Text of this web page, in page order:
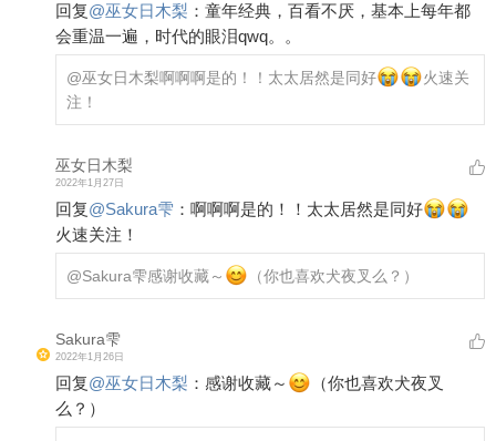
回复@巫女日木梨 ： 童年经典，百看不厌，基本上每年都
会重温一遍，时代的眼泪qwq。。
@巫女日木梨啊啊啊是的！！太太居然是同好
火速关
注！
巫女日木梨
2022年1月27日
回复@Sakura雫 ： 啊啊啊是的！！太太居然是同好
火速关注！
@Sakura雫感谢收藏～ （你也喜欢犬夜叉么？）
Sakura雫
2022年1月26日
回复@巫女日木梨 ： 感谢收藏～
（你也喜欢犬夜叉
么？）